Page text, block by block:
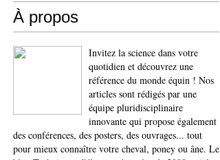
À propos
Invitez la science dans votre
quotidien et découvrez une
référence du monde équin ! Nos
articles sont rédigés par une
équipe pluridisciplinaire
innovante qui propose également
des conférences, des posters, des ouvrages... tout
pour mieux connaître votre cheval, poney ou âne. Le